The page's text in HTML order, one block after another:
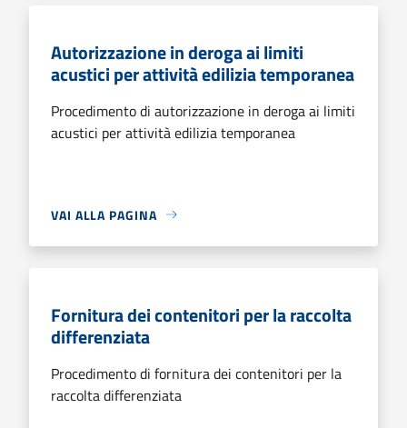
Autorizzazione in deroga ai limiti
acustici per attività edilizia temporanea
Procedimento di autorizzazione in deroga ai limiti
acustici per attività edilizia temporanea
VAI ALLA PAGINA
Fornitura dei contenitori per la raccolta
differenziata
Procedimento di fornitura dei contenitori per la
raccolta differenziata